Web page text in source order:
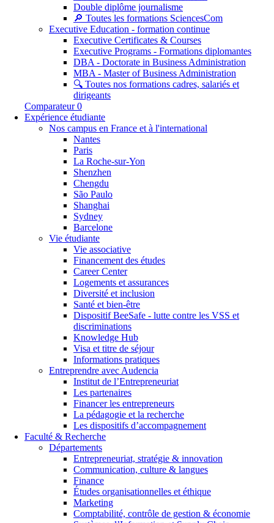
Double diplôme journalisme
🔎 Toutes les formations SciencesCom
Executive Education - formation continue
Executive Certificates & Courses
Executive Programs - Formations diplomantes
DBA - Doctorate in Business Administration
MBA - Master of Business Administration
🔍 Toutes nos formations cadres, salariés et
dirigeants
Comparateur 0
Expérience étudiante
Nos campus en France et à l'international
Nantes
Paris
La Roche-sur-Yon
Shenzhen
Chengdu
São Paulo
Shanghai
Sydney
Barcelone
Vie étudiante
Vie associative
Financement des études
Career Center
Logements et assurances
Diversité et inclusion
Santé et bien-être
Dispositif BeeSafe - lutte contre les VSS et
discriminations
Knowledge Hub
Visa et titre de séjour
Informations pratiques
Entreprendre avec Audencia
Institut de l’Entrepreneuriat
Les partenaires
Financer les entrepreneurs
La pédagogie et la recherche
Les dispositifs d’accompagnement
Faculté & Recherche
Départements
Entrepreneuriat, stratégie & innovation
Communication, culture & langues
Finance
Études organisationnelles et éthique
Marketing
Comptabilité, contrôle de gestion & économie